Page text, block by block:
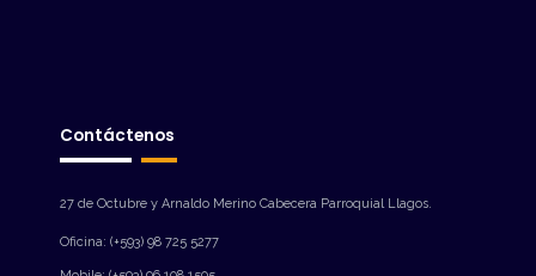
Contáctenos
27 de Octubre y Arnaldo Merino Cabecera Parroquial Llagos.
Oficina: (+593) 98 725 5277